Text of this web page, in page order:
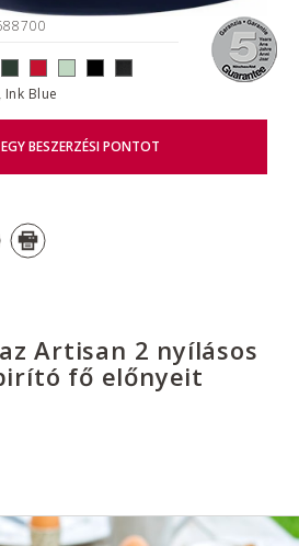
Ink Blue
EGY BESZERZÉSI PONTOT
Artisan 2 nyílásos
fő előnyeit